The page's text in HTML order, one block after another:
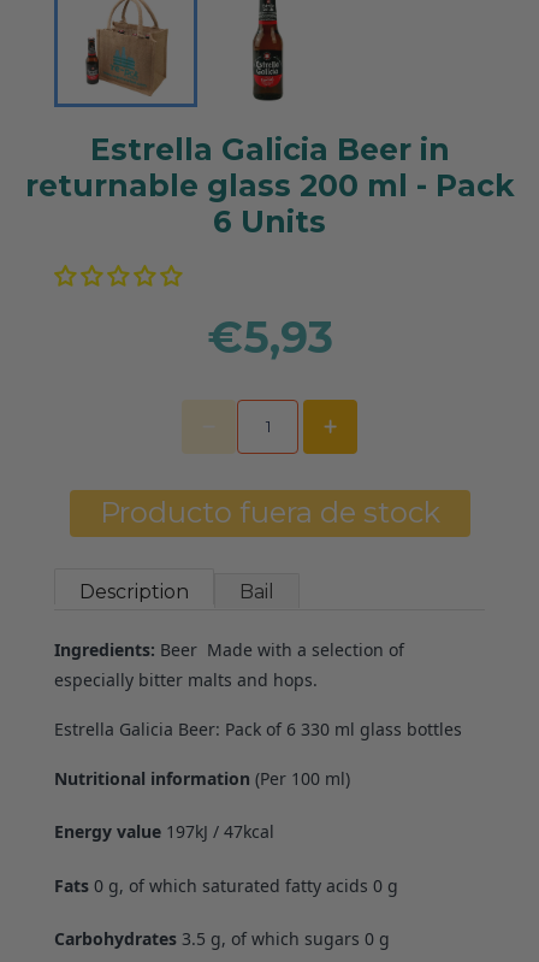
Estrella Galicia Beer in
returnable glass 200 ml - Pack
6 Units
€5,93
Producto fuera de stock
Description Bail
Ingredients: Beer Made with a selection of
especially bitter malts and hops.
Estrella Galicia Beer: Pack of 6 330 ml glass bottles
Nutritional information (Per 100 ml)
Energy value 197kJ / 47kcal
Fats 0 g, of which saturated fatty acids 0 g
Carbohydrates 3.5 g, of which sugars 0 g